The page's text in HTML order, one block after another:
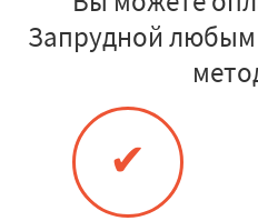
Запрудной
✔